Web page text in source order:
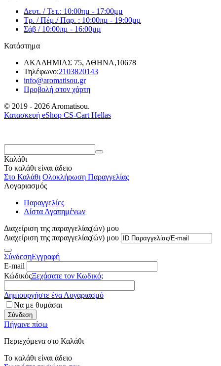
Δευτ. / Τετ.: 10:00πμ - 17:00μμ
Τρ. / Πέμ./ Παρ. : 10:00πμ - 19:00μμ
Σάβ / 10:00πμ - 16:00μμ
Κατάστημα
ΑΚΑΔΗΜΙΑΣ 75, ΑΘΗΝΑ,10678
Τηλέφωνο:2103820143
info@aromatisou.gr
Προβολή στον χάρτη
© 2019 - 2026 Aromatisou.
Κατασκευή eShop CS-Cart Hellas
Καλάθι
Το καλάθι είναι άδειο
Στο Καλάθι Ολοκλήρωση Παραγγελίας
Λογαριασμός
Παραγγελίες
Λίστα Αγαπημένων
Διαχείριση της παραγγελίας(ών) μου
Διαχείριση της παραγγελίας(ών) μου
ΣύνδεσηΕγγραφή
E-mail
ΚώδικόςΞεχάσατε τον Κωδικό;
Δημιουργήστε ένα Λογαριασμό
Να με θυμάσαι
Σύνδεση
Πήγαινε πίσω
Περιεχόμενα στο Καλάθι
Το καλάθι είναι άδειο